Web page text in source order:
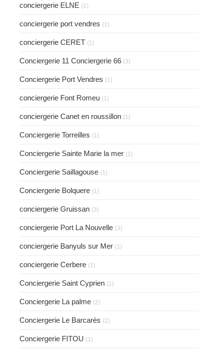
conciergerie ELNE (1)
conciergerie port vendres (1)
conciergerie CERET (1)
Conciergerie 11 Conciergerie 66 (3)
Conciergerie Port Vendres (1)
conciergerie Font Romeu (1)
conciergerie Canet en roussillon (1)
Conciergerie Torreilles (1)
Conciergerie Sainte Marie la mer (1)
Conciergerie Saillagouse (1)
Conciergerie Bolquere (1)
conciergerie Gruissan (3)
conciergerie Port La Nouvelle (3)
conciergerie Banyuls sur Mer (1)
conciergerie Cerbere (1)
Conciergerie Saint Cyprien (1)
Conciergerie La palme (2)
Conciergerie Le Barcarès (2)
Conciergerie FITOU (1)